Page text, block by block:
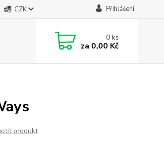
CZK Přihlášení
0ks
za 0,00 Kč
produkt